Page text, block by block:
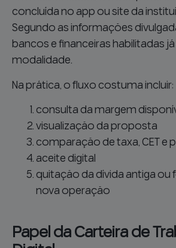
concluída no app ou site da
Segundo as informações
bancos e financeiras habilitadas
modalidade.
Na prática, o fluxo costuma incluir:
consulta da margem
visualização da proposta
comparação de taxa, CET e
aceite digital
quitação da dívida antiga ou
nova operação
Papel da Carteira de